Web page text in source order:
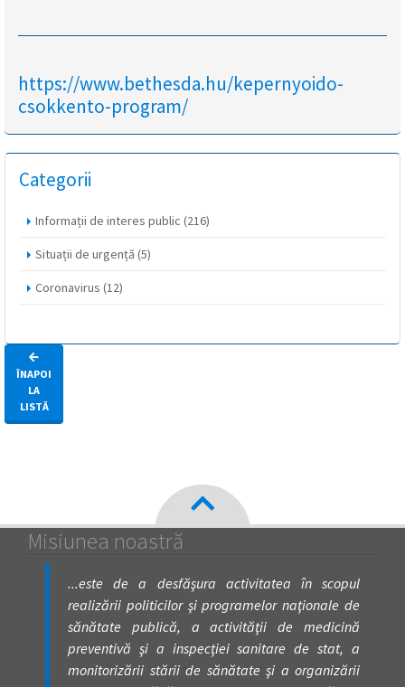
fejlesztés
van
Átiranyítás
a
román
másodpercen
belül.
https://www.bethesda.hu/kepernyoido-
csokkento-program/
Categorii
Informații de interes public (216)
Situații de urgență (5)
Coronavirus (12)
ÎNAPOI
LA
LISTĂ
Misiunea noastră
...este de a desfăşura activitatea în scopul
realizării politicilor şi programelor naţionale de
sănătate publică, a activităţii de medicină
preventivă şi a inspecţiei sanitare de stat, a
monitorizării stării de sănătate şi a organizării